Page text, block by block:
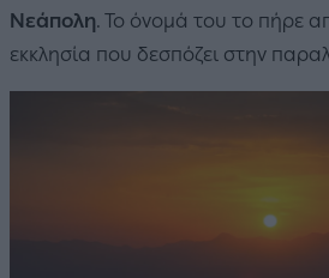
Νεάπολη. Το όνομά του το πήρε
εκκλησία που δεσπόζει στην